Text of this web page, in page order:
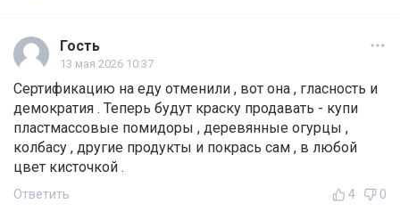
Гость
13 мая 2026 10:37
Сертификацию на еду отменили , вот она , гласность и
демократия . Теперь будут краску продавать - купи
пластмассовые помидоры , деревянные огурцы ,
колбасу , другие продукты и покрась сам , в любой
цвет кисточкой .
Ответить 4 0